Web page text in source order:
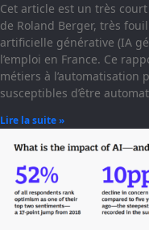
Cet article est un très
de Roland Berger, très
artificielle générative (IA
l’emploi en France. Ce
métiers à l’automatisation
susceptibles d’être
Lire la suite »